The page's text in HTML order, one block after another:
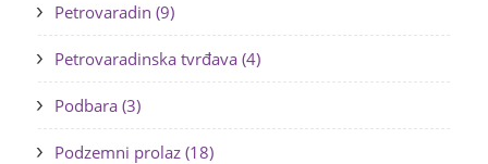
Petrovaradin (9)
Petrovaradinska tvrđava (4)
Podbara (3)
Podzemni prolaz (18)